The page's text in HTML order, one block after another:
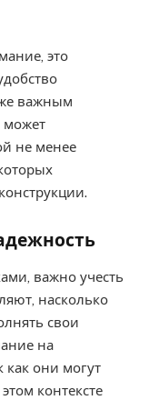
это
важным
может
не менее
важно учесть
насколько
свои
на
как они могут
контексте